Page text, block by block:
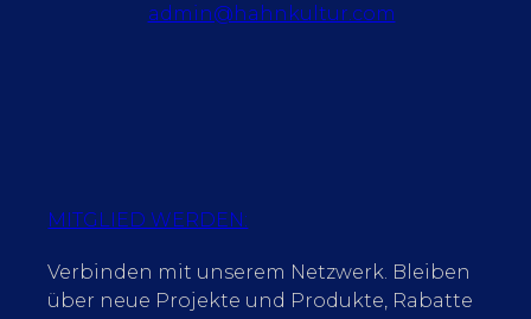
admin@hahnkultur.com
MITGLIED WERDEN:
Verbinden mit unserem Netzwerk. Bleiben
über neue Projekte und Produkte, Rabatte